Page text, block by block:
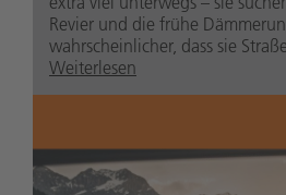
Revier und die frühe
wahrscheinlicher, dass sie
Weiterlesen